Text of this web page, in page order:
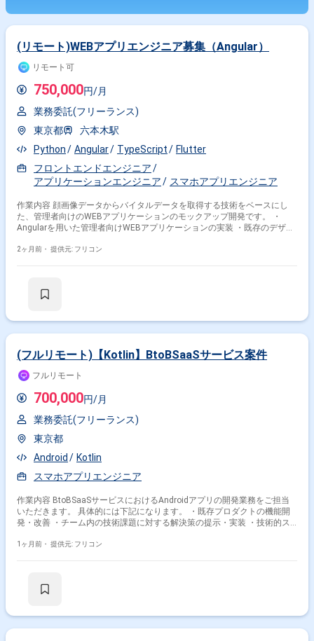
(リモート)WEBアプリエンジニア募集（Angular）
リモート可
750,000円/月
業務委託(フリーランス)
東京都
六本木駅
Python
Angular TypeScript
Flutter
フロントエンドエンジニア
アプリケーションエンジニア
スマホアプリエンジニア
作業内容 顔画像データからバイタルデータを取得する技術をベースにし
た、管理者向けのWEBアプリケーションのモックアップ開発です。 ・
Angularを用いた管理者向けWEBアプリケーションの実装 ・既存のデザイ
スト ・PMとのミーティング、資料作成補助
2ヶ月前・ 提供元: フリコン
(フルリモート)【Kotlin】BtoBSaaSサービス案件
フルリモート
700,000円/月
業務委託(フリーランス)
東京都
Android
Kotlin
スマホアプリエンジニア
作業内容 BtoBSaaSサービスにおけるAndroidアプリの開発業務をご担当
いただきます。 具体的には下記になります。 ・既存プロダクトの機能開
発・改善 ・チーム内の技術課題に対する解決策の提示・実装 ・技術的ス
1ヶ月前・ 提供元: フリコン